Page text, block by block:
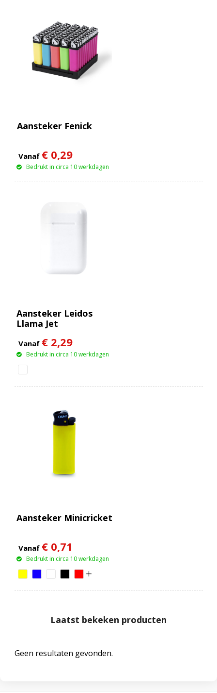
Aansteker Fenick
Vanaf € 0,29
Bedrukt in circa 10 werkdagen
Aansteker Leidos
Llama Jet
Vanaf € 2,29
Bedrukt in circa 10 werkdagen
Aansteker Minicricket
Vanaf € 0,71
Bedrukt in circa 10 werkdagen
Laatst bekeken producten
Geen resultaten gevonden.